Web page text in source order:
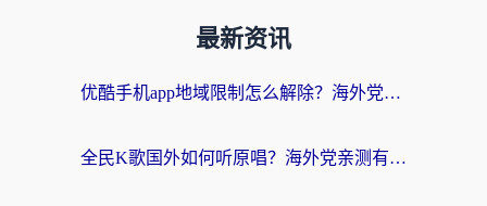
最新资讯
优酷手机app地域限制怎么解除？海外党亲测有效的追剧方案
全民K歌国外如何听原唱？海外党亲测有效的回国加速器选择指南